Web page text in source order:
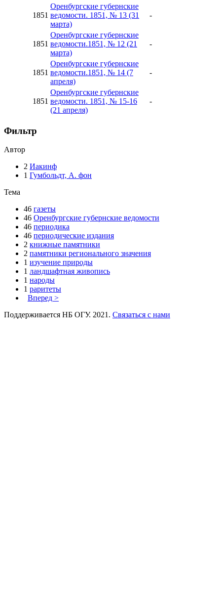
1851
Оренбургские губернские
ведомости. 1851, № 13 (31
марта)
-
1851
Оренбургские губернские
ведомости.1851, № 12 (21
марта)
-
1851
Оренбургские губернские
ведомости.1851, № 14 (7
апреля)
-
1851
Оренбургские губернские
ведомости. 1851, № 15-16
(21 апреля)
-
Фильтр
Автор
2 Иакинф
1 Гумбольдт, А. фон
Тема
46 газеты
46 Оренбургские губернские ведомости
46 периодика
46 периодические издания
2 книжные памятники
2 памятники регионального значения
1 изучение природы
1 ландшафтная живопись
1 народы
1 раритеты
Вперед >
Поддерживается НБ ОГУ. 2021. Связаться с нами